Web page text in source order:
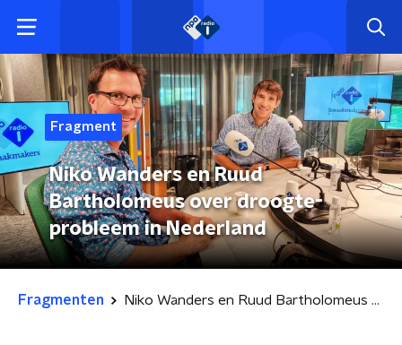
Fragment
Niko Wanders en Ruud
Bartholomeus over droogte-
probleem in Nederland
Fragmenten Niko Wanders en Ruud Bartholomeus over droogte-probleem in Nederland